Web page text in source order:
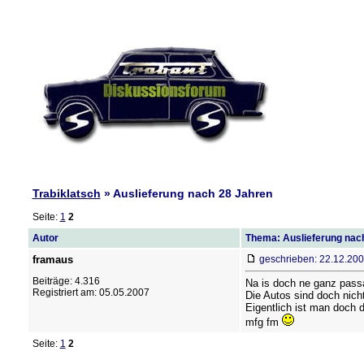
Trabiklatsch » Auslieferung nach 28 Jahren
Seite: 1 2
Autor
Thema: Auslieferung
framaus
Beiträge: 4.316
Registriert am: 05.05.2007
geschrieben:
Na is doch ne ganz
Die Autos sind doch
Eigentlich ist man doch
mfg fm
Seite: 1 2